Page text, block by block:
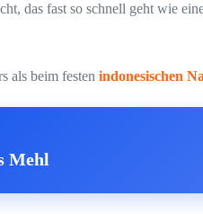
das fast so schnell geht wie
als beim festen indonesischen
Mehl